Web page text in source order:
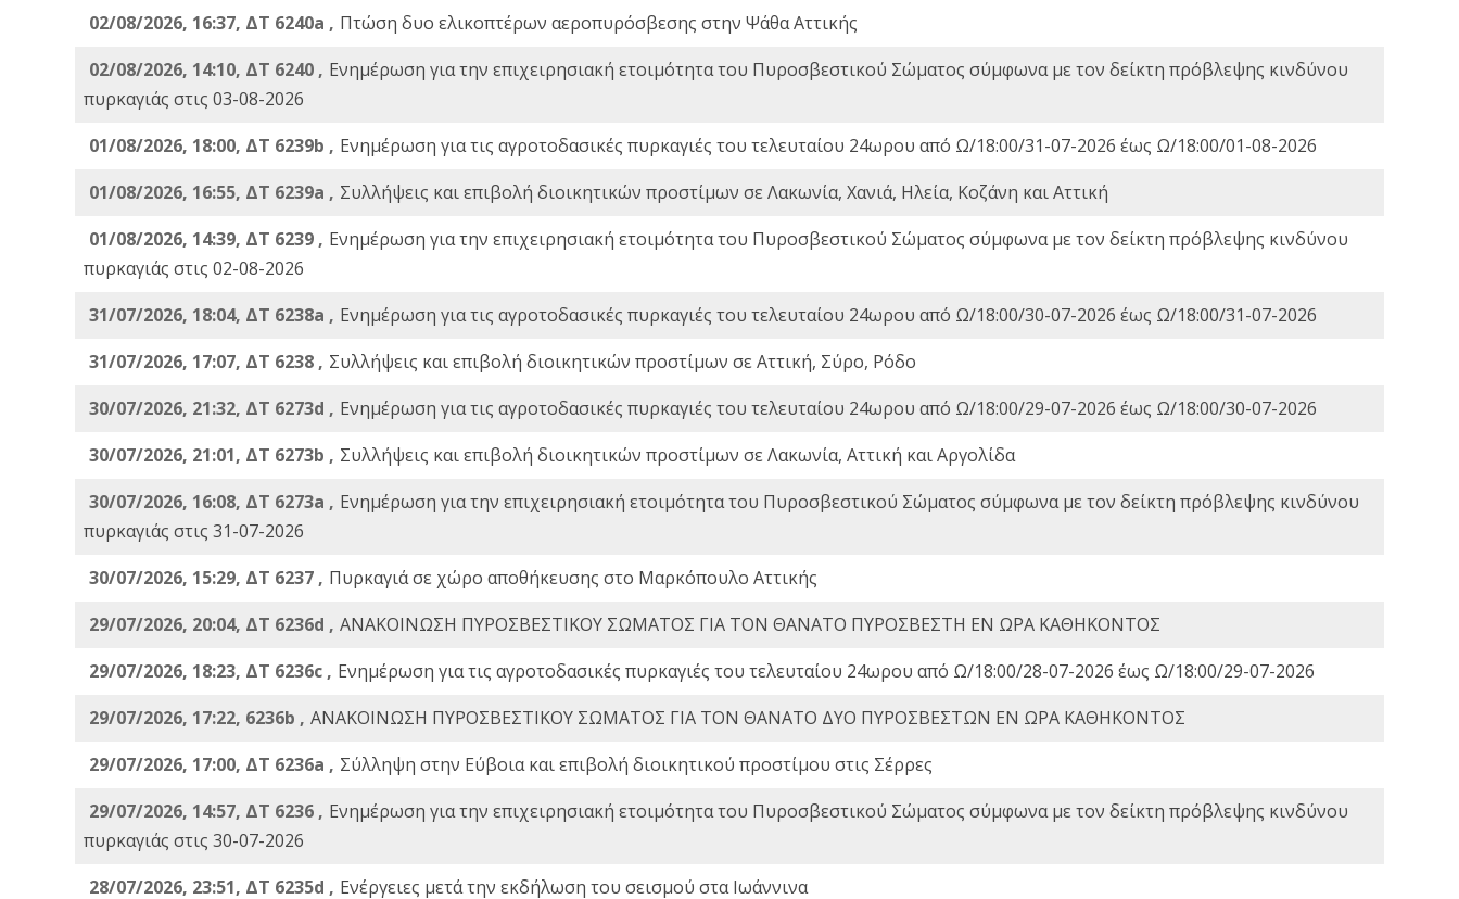
02/08/2026, 16:37, ΔΤ 6240a , Πτώση δυο ελικοπτέρων αεροπυρόσβεσης στην Ψάθα Αττικής
02/08/2026, 14:10, ΔΤ 6240 , Ενημέρωση για την επιχειρησιακή ετοιμότητα του Πυροσβεστικού Σώματος σύμφωνα με τον δείκτη πρόβλεψης κινδύνου
πυρκαγιάς στις 03-08-2026
01/08/2026, 18:00, ΔΤ 6239b , Ενημέρωση για τις αγροτοδασικές πυρκαγιές του τελευταίου 24ωρου από Ω/18:00/31-07-2026 έως Ω/18:00/01-08-2026
01/08/2026, 16:55, ΔΤ 6239a , Συλλήψεις και επιβολή διοικητικών προστίμων σε Λακωνία, Χανιά, Ηλεία, Κοζάνη και Αττική
01/08/2026, 14:39, ΔΤ 6239 , Ενημέρωση για την επιχειρησιακή ετοιμότητα του Πυροσβεστικού Σώματος σύμφωνα με τον δείκτη πρόβλεψης κινδύνου
πυρκαγιάς στις 02-08-2026
31/07/2026, 18:04, ΔΤ 6238a , Ενημέρωση για τις αγροτοδασικές πυρκαγιές του τελευταίου 24ωρου από Ω/18:00/30-07-2026 έως Ω/18:00/31-07-2026
31/07/2026, 17:07, ΔΤ 6238 , Συλλήψεις και επιβολή διοικητικών προστίμων σε Αττική, Σύρο, Ρόδο
30/07/2026, 21:32, ΔΤ 6273d , Ενημέρωση για τις αγροτοδασικές πυρκαγιές του τελευταίου 24ωρου από Ω/18:00/29-07-2026 έως Ω/18:00/30-07-2026
30/07/2026, 21:01, ΔΤ 6273b , Συλλήψεις και επιβολή διοικητικών προστίμων σε Λακωνία, Αττική και Αργολίδα
30/07/2026, 16:08, ΔΤ 6273a , Ενημέρωση για την επιχειρησιακή ετοιμότητα του Πυροσβεστικού Σώματος σύμφωνα με τον δείκτη πρόβλεψης κινδύνου
πυρκαγιάς στις 31-07-2026
30/07/2026, 15:29, ΔΤ 6237 , Πυρκαγιά σε χώρο αποθήκευσης στο Μαρκόπουλο Αττικής
29/07/2026, 20:04, ΔΤ 6236d , ΑΝΑΚΟΙΝΩΣΗ ΠΥΡΟΣΒΕΣΤΙΚΟΥ ΣΩΜΑΤΟΣ ΓΙΑ ΤΟΝ ΘΑΝΑΤΟ ΠΥΡΟΣΒΕΣΤΗ ΕΝ ΩΡΑ ΚΑΘΗΚΟΝΤΟΣ
29/07/2026, 18:23, ΔΤ 6236c , Ενημέρωση για τις αγροτοδασικές πυρκαγιές του τελευταίου 24ωρου από Ω/18:00/28-07-2026 έως Ω/18:00/29-07-2026
29/07/2026, 17:22, 6236b , ΑΝΑΚΟΙΝΩΣΗ ΠΥΡΟΣΒΕΣΤΙΚΟΥ ΣΩΜΑΤΟΣ ΓΙΑ ΤΟΝ ΘΑΝΑΤΟ ΔΥΟ ΠΥΡΟΣΒΕΣΤΩΝ ΕΝ ΩΡΑ ΚΑΘΗΚΟΝΤΟΣ
29/07/2026, 17:00, ΔΤ 6236a , Σύλληψη στην Εύβοια και επιβολή διοικητικού προστίμου στις Σέρρες
29/07/2026, 14:57, ΔΤ 6236 , Ενημέρωση για την επιχειρησιακή ετοιμότητα του Πυροσβεστικού Σώματος σύμφωνα με τον δείκτη πρόβλεψης κινδύνου
πυρκαγιάς στις 30-07-2026
28/07/2026, 23:51, ΔΤ 6235d , Ενέργειες μετά την εκδήλωση του σεισμού στα Ιωάννινα